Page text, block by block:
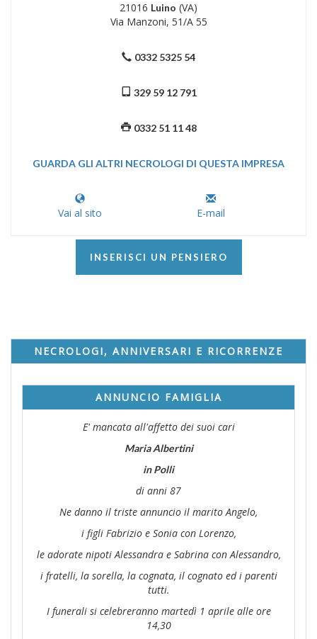
21016 Luino (VA)
Via Manzoni, 51/A 55
0332 5325 54
329 59 12 791
0332 51 11 48
GUARDA GLI ALTRI NECROLOGI DI QUESTA IMPRESA
Vai al sito E-mail
INSERISCI UN PENSIERO
NECROLOGI, ANNIVERSARI E RICORRENZE
ANNUNCIO FAMIGLIA
E' mancata all'affetto dei suoi cari
Maria Albertini
in Polli
di anni 87
Ne danno il triste annuncio il marito Angelo,
i figli Fabrizio e Sonia con Lorenzo,
le adorate nipoti Alessandra e Sabrina con Alessandro,
i fratelli, la sorella, la cognata, il cognato ed i parenti
tutti.
I funerali si celebreranno martedì 1 aprile alle ore
14,30